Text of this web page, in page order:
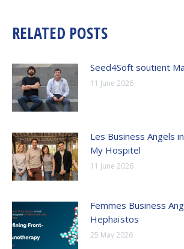
RELATED POSTS
Seed4Soft soutient
11 June 2026
Les Business Angels
My Hospitel
11 June 2026
Femmes Business
Hephaïstos
25 May 2026